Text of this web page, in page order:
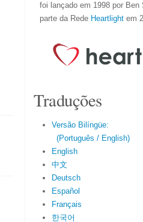
foi lançado em 1998 por Ben
parte da Rede Heartlight em
Traduções
Versão Bilíngüe:
(Português / English)
English
中文
Deutsch
Español
Français
한국어